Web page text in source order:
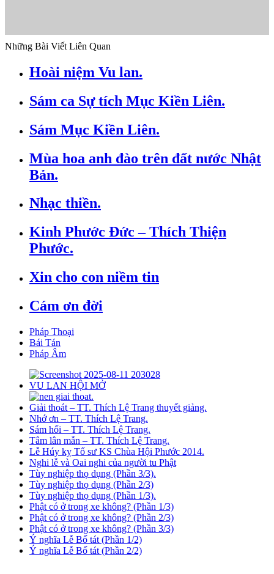
Những Bài Viết Liên Quan
Hoài niệm Vu lan.
Sám ca Sự tích Mục Kiền Liên.
Sám Mục Kiền Liên.
Mùa hoa anh đào trên đất nước Nhật
Bản.
Nhạc thiền.
Kinh Phước Đức – Thích Thiện
Phước.
Xin cho con niềm tin
Cám ơn đời
Pháp Thoại
Bái Tán
Pháp Âm
VU LAN HỘI MỞ
Giải thoát – TT. Thích Lệ Trang thuyết giảng.
Nhớ ơn – TT. Thích Lệ Trang.
Sám hối – TT. Thích Lệ Trang.
Tâm lân mẫn – TT. Thích Lệ Trang.
Lễ Húy kỵ Tổ sư KS Chùa Hội Phước 2014.
Nghi lễ và Oai nghi của người tu Phật
Tùy nghiệp thọ dụng (Phần 3/3).
Tùy nghiệp thọ dụng (Phần 2/3)
Tùy nghiệp thọ dụng (Phần 1/3).
Phật có ở trong xe không? (Phần 1/3)
Phật có ở trong xe không? (Phần 2/3)
Phật có ở trong xe không? (Phần 3/3)
Ý nghĩa Lễ Bố tát (Phần 1/2)
Ý nghĩa Lễ Bố tát (Phần 2/2)